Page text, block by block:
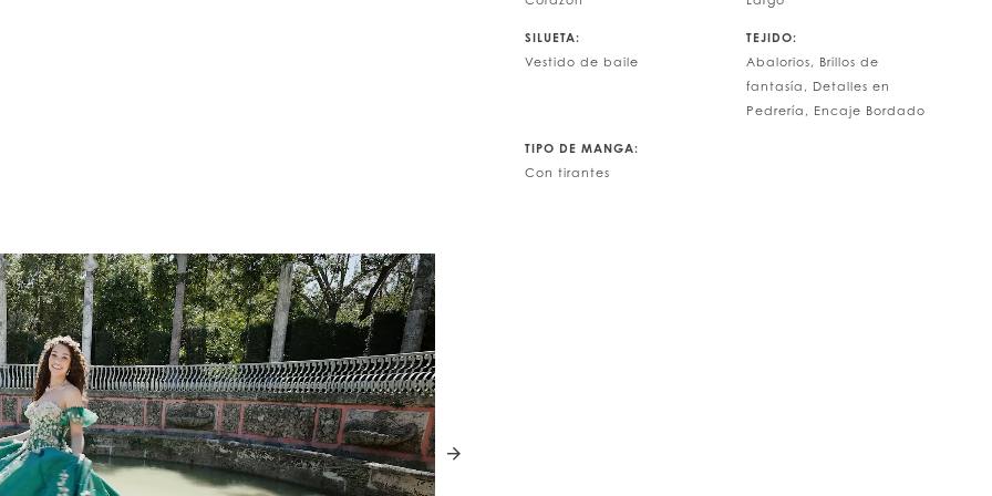
SILUETA:
Vestido de baile
TEJIDO:
Abalorios, Brillos de
fantasía, Detalles en
Pedrería, Encaje Bordado
TIPO DE MANGA:
Con tirantes